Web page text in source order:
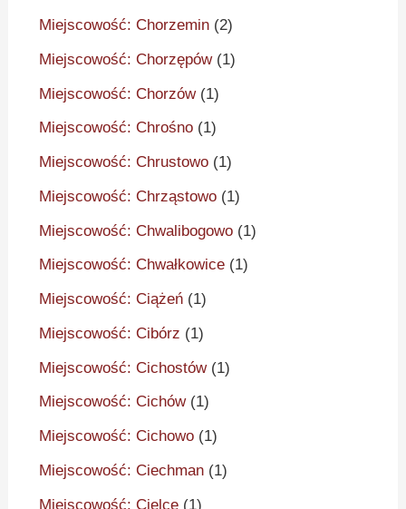
Miejscowość: Chorzemin (2)
Miejscowość: Chorzępów(1)
Miejscowość: Chorzów(1)
Miejscowość: Chrośno (1)
Miejscowość: Chrustowo (1)
Miejscowość: Chrząstowo (1)
Miejscowość: Chwalibogowo (1)
Miejscowość: Chwałkowice (1)
Miejscowość: Ciążeń (1)
Miejscowość: Cibórz (1)
Miejscowość: Cichostów(1)
Miejscowość: Cichów(1)
Miejscowość: Cichowo (1)
Miejscowość: Ciechman (1)
Miejscowość: Cielce (1)